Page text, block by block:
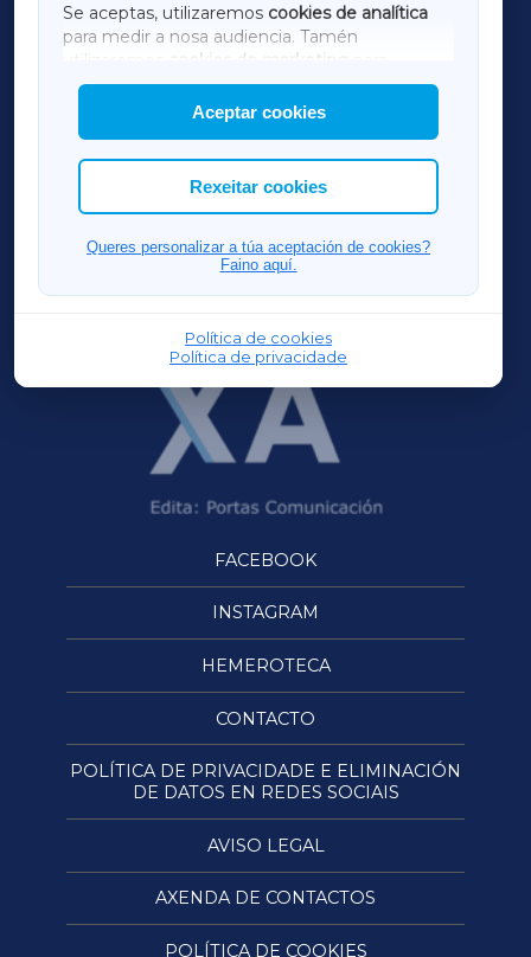
Se aceptas, utilizaremos cookies de analítica
para medir a nosa audiencia. Tamén
utilizaremos
cookies de marketing
mostrar publicidade de terceiros.
Así mesmo, podes personalizar a elección das
cookies que desexas permitir.
Aceptar cookies
Rexeitar cookies
Queres personalizar a túa aceptación de cookies?
Faino aquí.
Política de cookies
Política de privacidade
AMARIÑAXA
RIBEIRASACRAXA
ACORUÑAXA
FERROLXA
OURENSEXA
FACEBOOK
INSTAGRAM
HEMEROTECA
CONTACTO
POLÍTICA DE PRIVACIDADE E ELIMINACIÓN
DE DATOS EN REDES SOCIAIS
AVISO LEGAL
AXENDA DE CONTACTOS
POLÍTICA DE COOKIES